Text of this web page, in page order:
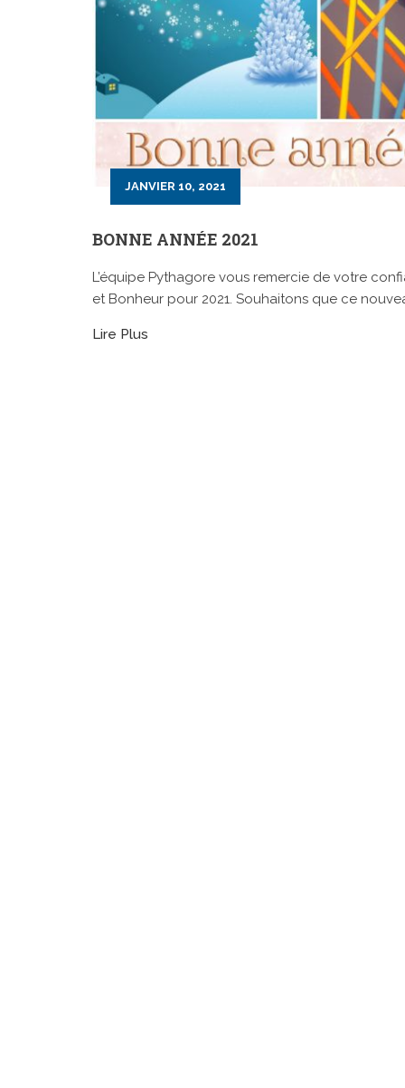
JANVIER 10, 2021
BONNE ANNÉE 2021
L’équipe Pythagore vous remercie de votre
et Bonheur pour 2021. Souhaitons que ce
Lire Plus